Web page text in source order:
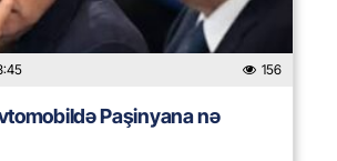
156
Paşinyana nə